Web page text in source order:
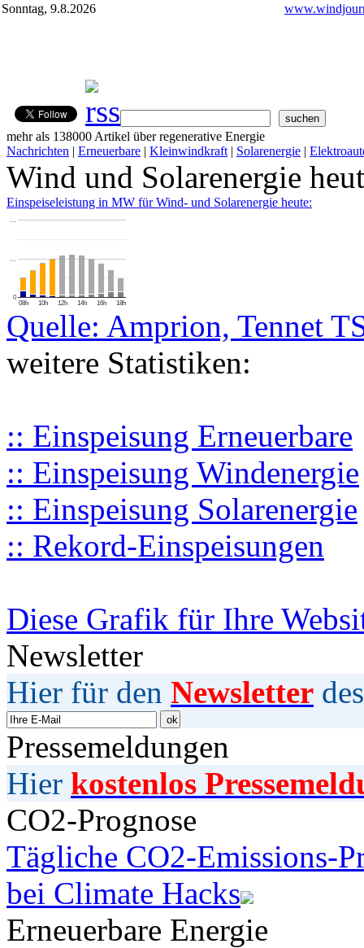
Sonntag, 9.8.2026
mehr als 138000 Artikel über regenerative Energie
Nachrichten | Erneuerbare | Kleinwindkraft | Solarenergie |
Wind und Solarenergie
Einspeiseleistung in MW für Wind- und Solarenergie heute:
08h 10h 12h 14h 16h 18h
0
…
…
Quelle: Amprion, Tennet
weitere Statistiken:
:: Einspeisung Erneuerbare
:: Einspeisung Windenergie
:: Einspeisung Solarenergie
:: Rekord-Einspeisungen
Diese Grafik für Ihre
Newsletter
Hier für den Newsletter
Pressemeldungen
Hier kostenlos
CO2-Prognose
Tägliche CO2-Emissions-
bei Climate Hacks
Erneuerbare Energie